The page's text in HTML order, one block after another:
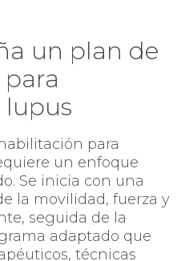
un plan de
lupus
para
un enfoque
Se inicia con una
la movilidad, fuerza y
seguida de la
adaptado que
técnicas